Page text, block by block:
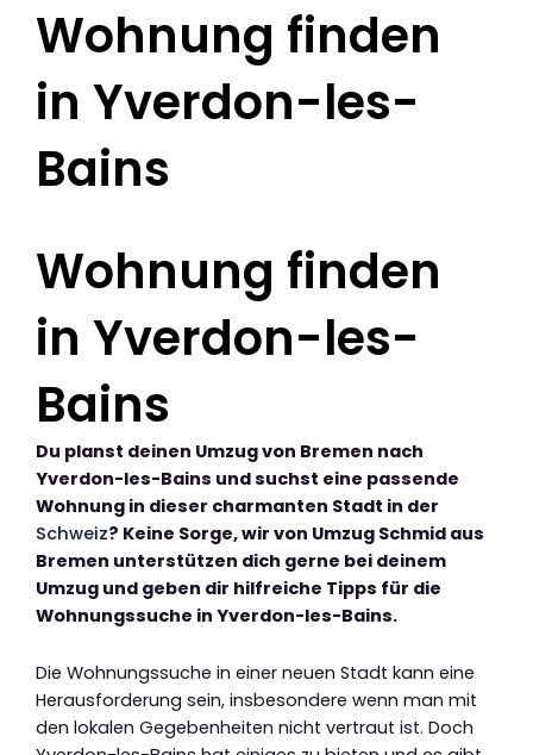
Wohnung finden
in Yverdon-les-
Bains
Wohnung finden
in Yverdon-les-
Bains
Du planst deinen Umzug von Bremen nach
Yverdon-les-Bains und suchst eine passende
Wohnung in dieser charmanten Stadt in der
Schweiz? Keine Sorge, wir von Umzug Schmid aus
Bremen unterstützen dich gerne bei deinem
Umzug und geben dir hilfreiche Tipps für die
Wohnungssuche in Yverdon-les-Bains.
Die Wohnungssuche in einer neuen Stadt kann eine
Herausforderung sein, insbesondere wenn man mit
den lokalen Gegebenheiten nicht vertraut ist. Doch